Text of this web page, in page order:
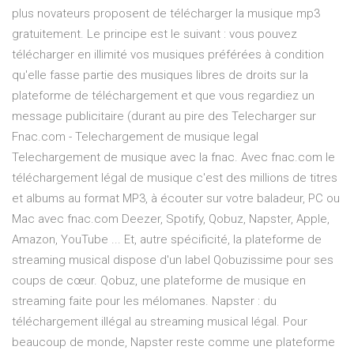
plus novateurs proposent de télécharger la musique mp3
gratuitement. Le principe est le suivant : vous pouvez
télécharger en illimité vos musiques préférées à condition
qu'elle fasse partie des musiques libres de droits sur la
plateforme de téléchargement et que vous regardiez un
message publicitaire (durant au pire des Telecharger sur
Fnac.com - Telechargement de musique legal
Telechargement de musique avec la fnac. Avec fnac.com le
téléchargement légal de musique c'est des millions de titres
et albums au format MP3, à écouter sur votre baladeur, PC ou
Mac avec fnac.com Deezer, Spotify, Qobuz, Napster, Apple,
Amazon, YouTube ... Et, autre spécificité, la plateforme de
streaming musical dispose d'un label Qobuzissime pour ses
coups de cœur. Qobuz, une plateforme de musique en
streaming faite pour les mélomanes. Napster : du
téléchargement illégal au streaming musical légal. Pour
beaucoup de monde, Napster reste comme une plateforme